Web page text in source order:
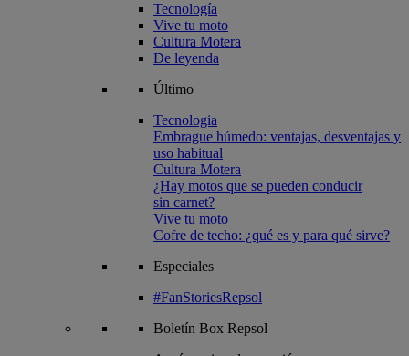
Tecnología
Vive tu moto
Cultura Motera
De leyenda
Último
Tecnologia
Embrague húmedo: ventajas, desventajas y
uso habitual
Cultura Motera
¿Hay motos que se pueden conducir
sin carnet?
Vive tu moto
Cofre de techo: ¿qué es y para qué sirve?
Especiales
#FanStoriesRepsol
Boletín Box Repsol